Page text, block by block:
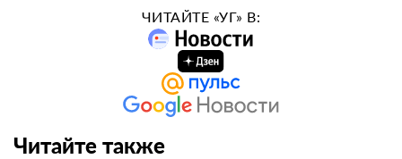
ЧИТАЙТЕ «УГ» В:
Читайте также